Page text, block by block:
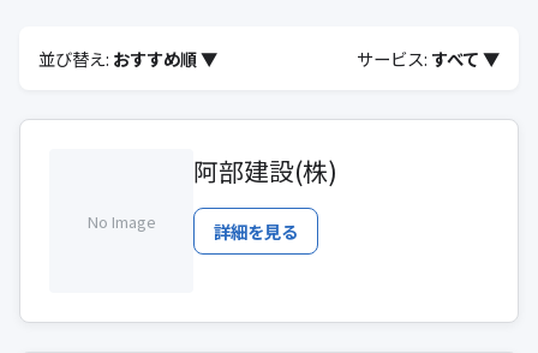
並び替え: おすすめ順 ▼ サービス: すべて ▼
No Image
阿部建設(株)
詳細を見る